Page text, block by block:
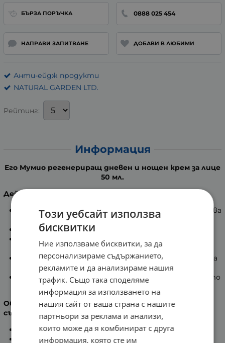
БЪРЗА ПОРЪЧКА 0888 025 454
НАПРАВИ ЗАПИТВАНЕ ДОБАВИ В ЛЮБИМИ
Анти-ейдж продукти
NATURAL GARDEN LTD.
Рейтинг:
Информация
Его Мумио регенериращ дневен и нощен крем за лице
50 мл.
Действие
Комбинираният дневен и нощен крем възстановява
деликатната зона на лицето.
Без парабени и оцветители.
Притежава лека текстура, която хидратира и
подхранва в дълбочина.
Подходящ за всеки тип кожа, както за мъже и така
и за жени на всяка възраст.
Осигурява антибактериална защита от вредното
влияние на околната среда чрез чисто СРЕБРО.
Обогатен с комплекса Shilajit (Мумио), който
съдържа:
хуминовата киселини;
84 вида минерали в естествена йонна форма;
Този уебсайт използва
бисквитки
Ние използваме бисквитки, за да
персонализираме съдържанието,
рекламите и да анализираме нашия
трафик. Също така споделяме
информация за използването на
нашия сайт от ваша страна с нашите
партньори за реклама и анализи,
които може да я комбинират с друга
информация, която сте им